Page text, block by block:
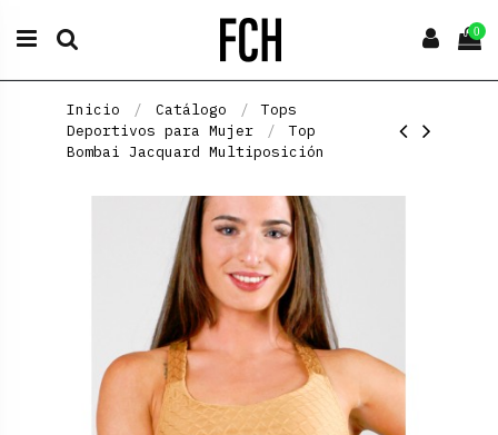
0
Inicio Catálogo
Tops
Deportivos para Mujer
Top
Bombai Jacquard Multiposición